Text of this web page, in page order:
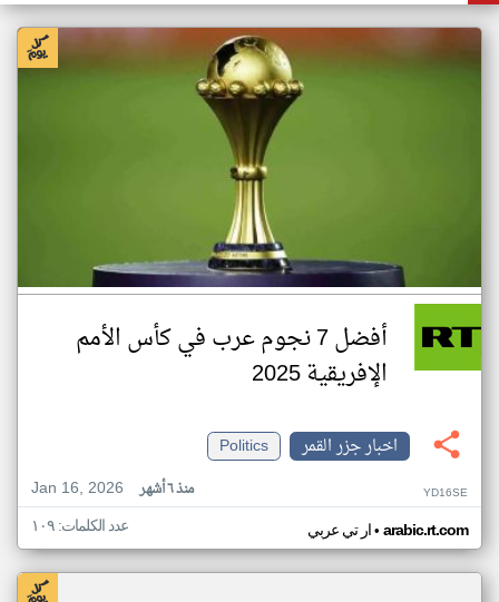
أفضل 7 نجوم عرب في كأس الأمم
الإفريقية 2025
اخبار جزر القمر
Politics
Jan 16, 2026
منذ ٦ أشهر YD16SE
ار تي عربي• arabic.rt.com عدد الكلمات: ١٠٩